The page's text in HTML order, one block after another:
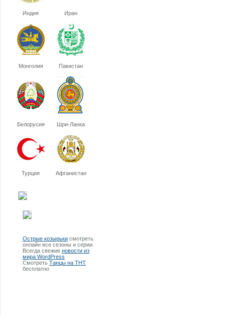
Индия Иран
Монголия Пакистан
Белорусия Шри-Ланка
Турция Афганистан
Острые козырьки смотреть
онлайн все сезоны и серии.
Всегда свежие новости из
мира WordPress
Смотреть Танцы на ТНТ
бесплатно